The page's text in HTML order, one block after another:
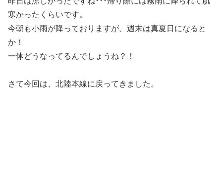
寒かったくらいです。
今朝も小雨が降っておりますが、週末は真夏日になると
か！
一体どうなってるんでしょうね？！
さて今回は、北陸本線に戻ってきました。